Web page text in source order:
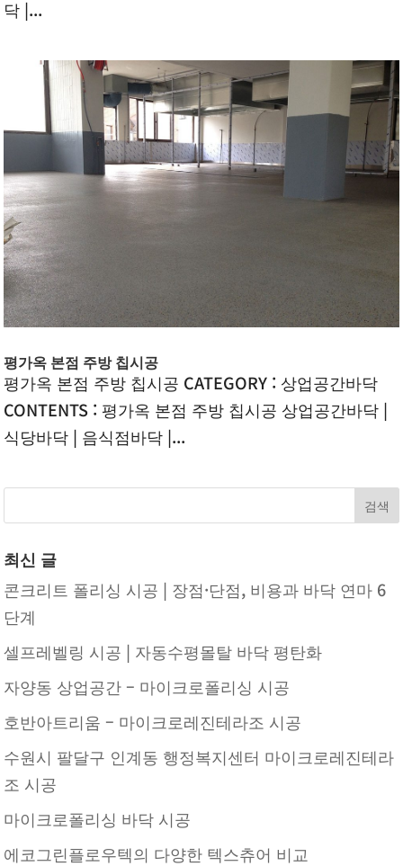
닥 |...
평가옥 본점 주방 칩시공
평가옥 본점 주방 칩시공 CATEGORY : 상업공간바닥
CONTENTS : 평가옥 본점 주방 칩시공 상업공간바닥 |
식당바닥 | 음식점바닥 |...
최신 글
콘크리트 폴리싱 시공 | 장점·단점, 비용과 바닥 연마 6
단계
셀프레벨링 시공 | 자동수평몰탈 바닥 평탄화
자양동 상업공간 – 마이크로폴리싱 시공
호반아트리움 – 마이크로레진테라조 시공
수원시 팔달구 인계동 행정복지센터 마이크로레진테라
조 시공
마이크로폴리싱 바닥 시공
에코그린플로우텍의 다양한 텍스츄어 비교